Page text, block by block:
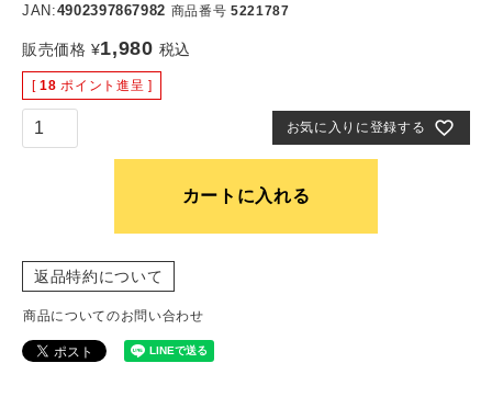
JAN:4902397867982 商品番号 5221787
販売価格 ¥1,980 税込
[ 18 ポイント進呈 ]
お気に入りに登録する
カートに入れる
返品特約について
商品についてのお問い合わせ